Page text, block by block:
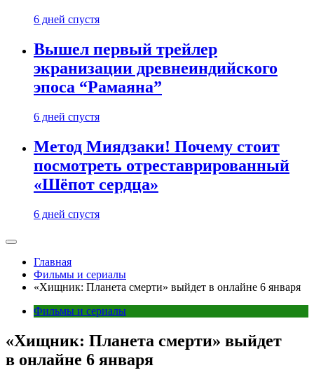
6 дней спустя
Вышел первый трейлер
экранизации древнеиндийского
эпоса “Рамаяна”
6 дней спустя
Метод Миядзаки! Почему стоит
посмотреть отреставрированный
«Шёпот сердца»
6 дней спустя
Главная
Фильмы и сериалы
«Хищник: Планета смерти» выйдет в онлайне 6 января
Фильмы и сериалы
«Хищник: Планета смерти» выйдет
в онлайне 6 января